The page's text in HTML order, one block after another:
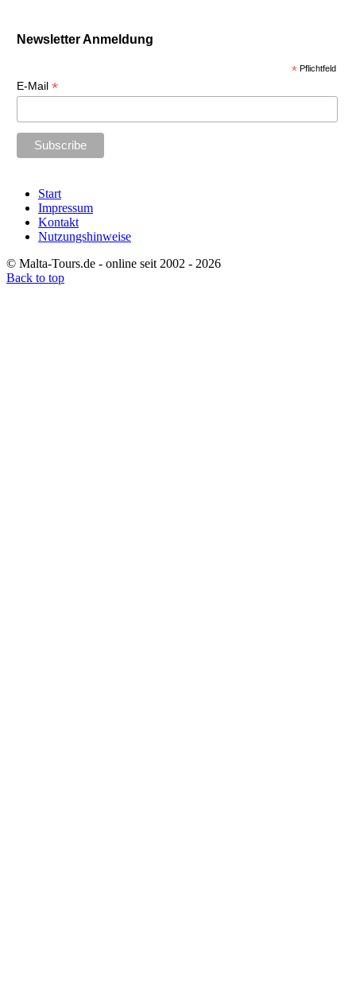
Newsletter Anmeldung
* Pflichtfeld
E-Mail *
Start
Impressum
Kontakt
Nutzungshinweise
© Malta-Tours.de - online seit 2002 - 2026
Back to top